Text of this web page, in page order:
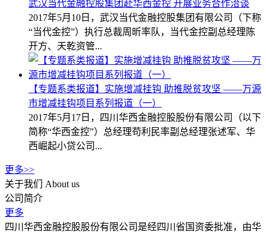
武汉当代金融控股集团赴华西金控 开展业务合作洽谈
2017年5月10日，武汉当代金融控股集团有限公司（下称
“当代金控”）执行总裁周昕率队，当代金控副总经理陈
开方、天乾资管...
【专题系类报道】实施增减挂钩 助推脱贫攻坚 ——万源
市增减挂钩项目系列报道（一）
2017年5月17日，四川华西金融控股股份有限公司（以下
简称“华西金控”）总经理苟利民率副总经理张述军、华
西崛起小贷公司...
更多>>
关于我们
About us
公司简介
更多
四川华西金融控股股份有限公司是经四川省国资委批准，由华